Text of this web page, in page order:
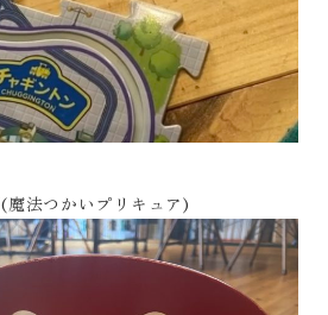
(魔法つかいプリキュア)